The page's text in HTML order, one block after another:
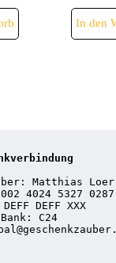
In den
Matthias Loer
4024 5327
DEFF XXX
Bank: C24